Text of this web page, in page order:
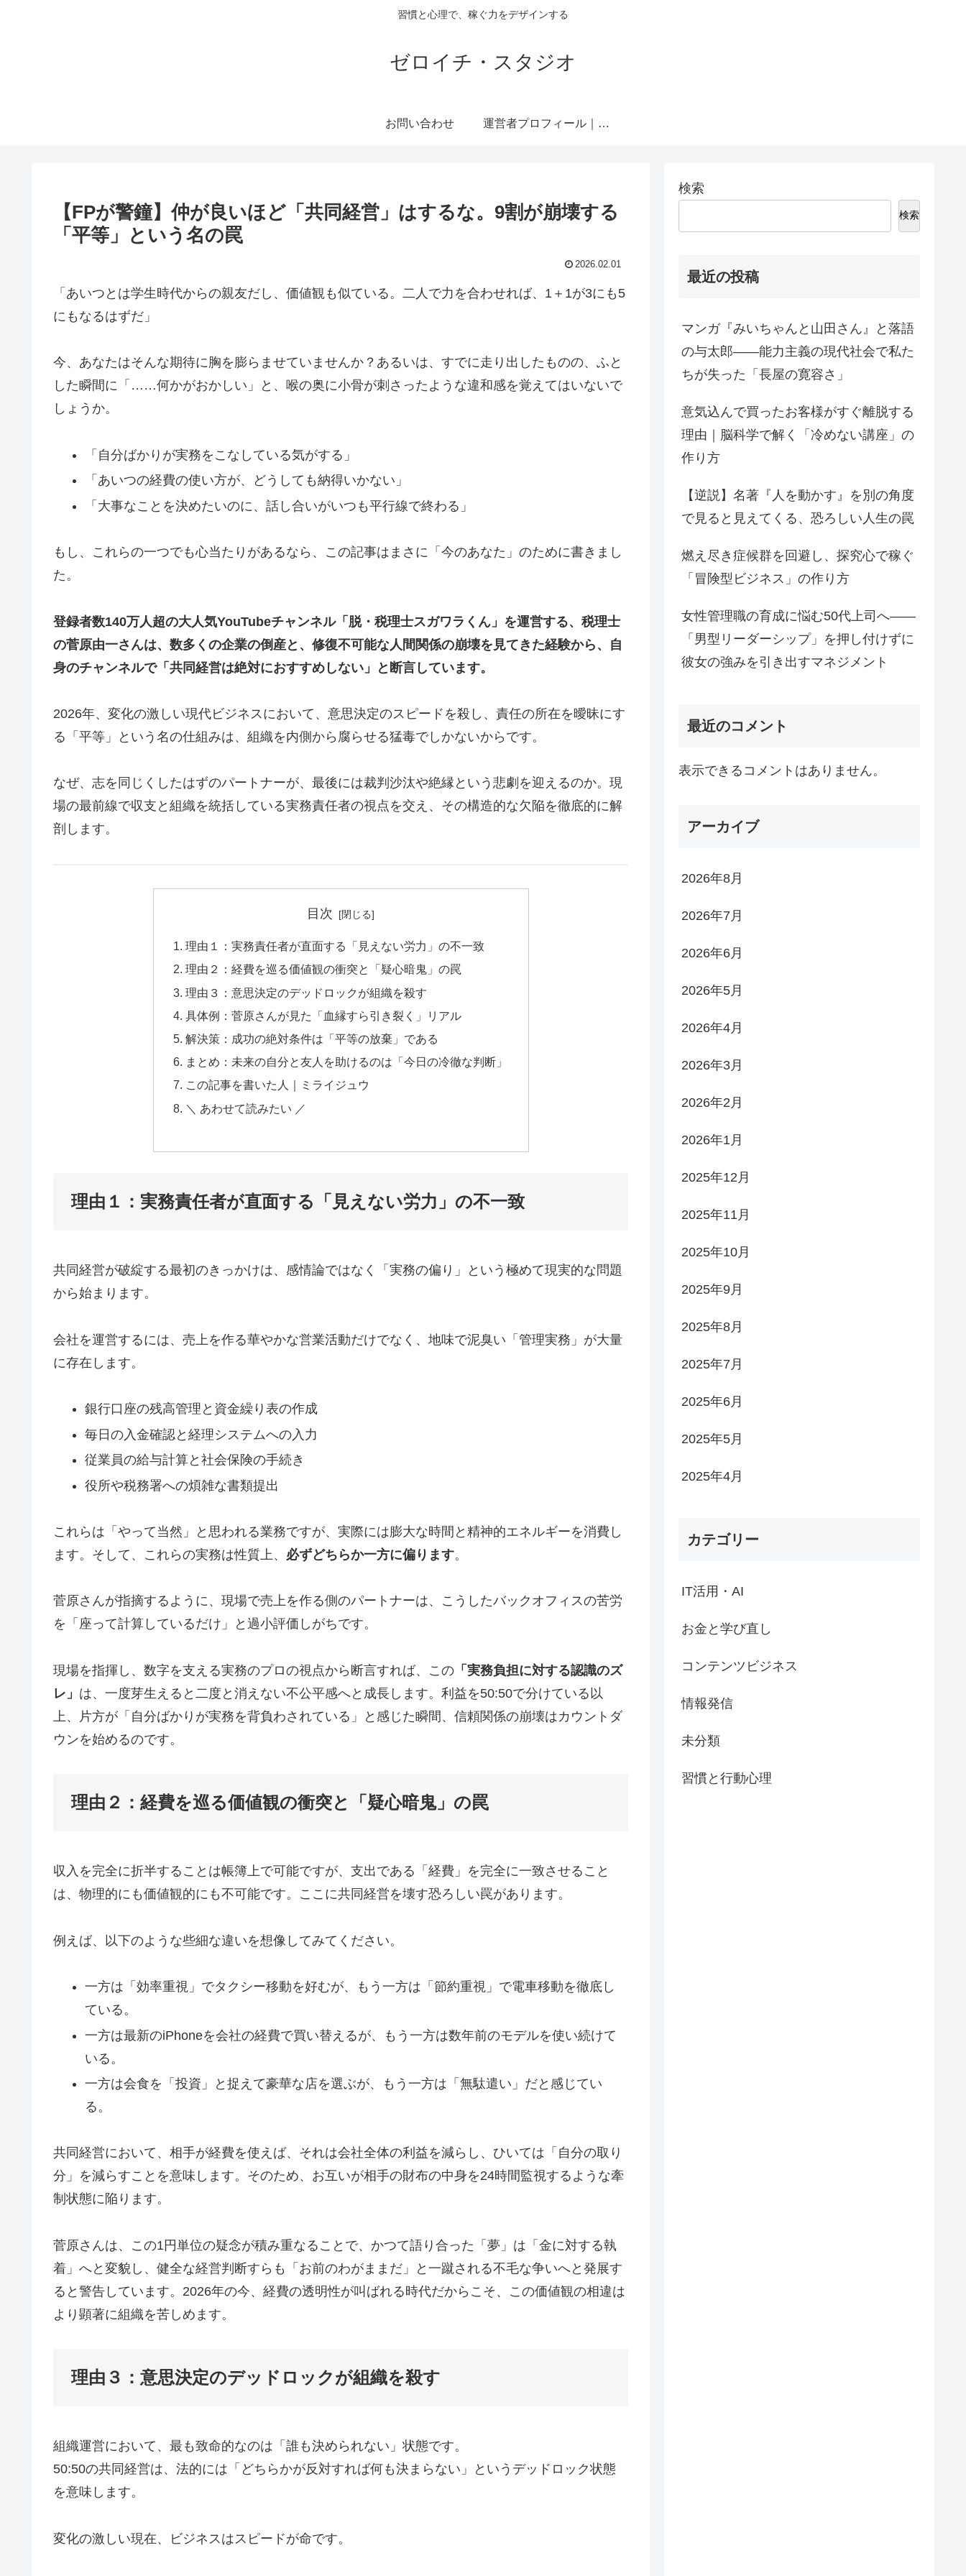
習慣と心理で、稼ぐ力をデザインする
ゼロイチ・スタジオ
お問い合わせ 運営者プロフィール｜ミライジュウ
【FPが警鐘】仲が良いほど「共同経営」はするな。9割が崩壊する
「平等」という名の罠
2026.02.01
「あいつとは学生時代からの親友だし、価値観も似ている。二人で力を合わせれば、1＋1が3にも5
にもなるはずだ」
今、あなたはそんな期待に胸を膨らませていませんか？あるいは、すでに走り出したものの、ふと
した瞬間に「……何かがおかしい」と、喉の奥に小骨が刺さったような違和感を覚えてはいないで
しょうか。
「自分ばかりが実務をこなしている気がする」
「あいつの経費の使い方が、どうしても納得いかない」
「大事なことを決めたいのに、話し合いがいつも平行線で終わる」
もし、これらの一つでも心当たりがあるなら、この記事はまさに「今のあなた」のために書きまし
た。
登録者数140万人超の大人気YouTubeチャンネル「脱・税理士スガワラくん」を運営する、税理士
の菅原由一さんは、数多くの企業の倒産と、修復不可能な人間関係の崩壊を見てきた経験から、自
身のチャンネルで「共同経営は絶対におすすめしない」と断言しています。
2026年、変化の激しい現代ビジネスにおいて、意思決定のスピードを殺し、責任の所在を曖昧にす
る「平等」という名の仕組みは、組織を内側から腐らせる猛毒でしかないからです。
なぜ、志を同じくしたはずのパートナーが、最後には裁判沙汰や絶縁という悲劇を迎えるのか。現
場の最前線で収支と組織を統括している実務責任者の視点を交え、その構造的な欠陥を徹底的に解
剖します。
目次
理由１：実務責任者が直面する「見えない労力」の不一致
理由２：経費を巡る価値観の衝突と「疑心暗鬼」の罠
理由３：意思決定のデッドロックが組織を殺す
具体例：菅原さんが見た「血縁すら引き裂く」リアル
解決策：成功の絶対条件は「平等の放棄」である
まとめ：未来の自分と友人を助けるのは「今日の冷徹な判断」
この記事を書いた人｜ミライジュウ
＼ あわせて読みたい ／
理由１：実務責任者が直面する「見えない労力」の不一致
共同経営が破綻する最初のきっかけは、感情論ではなく「実務の偏り」という極めて現実的な問題
から始まります。
会社を運営するには、売上を作る華やかな営業活動だけでなく、地味で泥臭い「管理実務」が大量
に存在します。
銀行口座の残高管理と資金繰り表の作成
毎日の入金確認と経理システムへの入力
従業員の給与計算と社会保険の手続き
役所や税務署への煩雑な書類提出
これらは「やって当然」と思われる業務ですが、実際には膨大な時間と精神的エネルギーを消費し
ます。そして、これらの実務は性質上、 必ずどちらか一方に偏ります。
菅原さんが指摘するように、現場で売上を作る側のパートナーは、こうしたバックオフィスの苦労
を「座って計算しているだけ」と過小評価しがちです。
現場を指揮し、数字を支える実務のプロの視点から断言すれば、この 「実務負担に対する認識のズ
レ」 は、一度芽生えると二度と消えない不公平感へと成長します。利益を50:50で分けている以
上、片方が「自分ばかりが実務を背負わされている」と感じた瞬間、信頼関係の崩壊はカウントダ
ウンを始めるのです。
理由２：経費を巡る価値観の衝突と「疑心暗鬼」の罠
収入を完全に折半することは帳簿上で可能ですが、支出である「経費」を完全に一致させること
は、物理的にも価値観的にも不可能です。ここに共同経営を壊す恐ろしい罠があります。
例えば、以下のような些細な違いを想像してみてください。
一方は「効率重視」でタクシー移動を好むが、もう一方は「節約重視」で電車移動を徹底し
ている。
一方は最新のiPhoneを会社の経費で買い替えるが、もう一方は数年前のモデルを使い続けて
いる。
一方は会食を「投資」と捉えて豪華な店を選ぶが、もう一方は「無駄遣い」だと感じてい
る。
共同経営において、相手が経費を使えば、それは会社全体の利益を減らし、ひいては「自分の取り
分」を減らすことを意味します。そのため、お互いが相手の財布の中身を24時間監視するような牽
制状態に陥ります。
菅原さんは、この1円単位の疑念が積み重なることで、かつて語り合った「夢」は「金に対する執
着」へと変貌し、健全な経営判断すらも「お前のわがままだ」と一蹴される不毛な争いへと発展す
ると警告しています。2026年の今、経費の透明性が叫ばれる時代だからこそ、この価値観の相違は
より顕著に組織を苦しめます。
理由３：意思決定のデッドロックが組織を殺す
組織運営において、最も致命的なのは「誰も決められない」状態です。
50:50の共同経営は、法的には「どちらかが反対すれば何も決まらない」というデッドロック状態
を意味します。
変化の激しい現在、ビジネスはスピードが命です。
検索
検索
最近の投稿
マンガ『みいちゃんと山田さん』と落語
の与太郎——能力主義の現代社会で私た
ちが失った「長屋の寛容さ」
意気込んで買ったお客様がすぐ離脱する
理由｜脳科学で解く「冷めない講座」の
作り方
【逆説】名著『人を動かす』を別の角度
で見ると見えてくる、恐ろしい人生の罠
燃え尽き症候群を回避し、探究心で稼ぐ
「冒険型ビジネス」の作り方
女性管理職の育成に悩む50代上司へ——
「男型リーダーシップ」を押し付けずに
彼女の強みを引き出すマネジメント
最近のコメント
表示できるコメントはありません。
アーカイブ
2026年8月
2026年7月
2026年6月
2026年5月
2026年4月
2026年3月
2026年2月
2026年1月
2025年12月
2025年11月
2025年10月
2025年9月
2025年8月
2025年7月
2025年6月
2025年5月
2025年4月
カテゴリー
IT活用・AI
お金と学び直し
コンテンツビジネス
情報発信
未分類
習慣と行動心理